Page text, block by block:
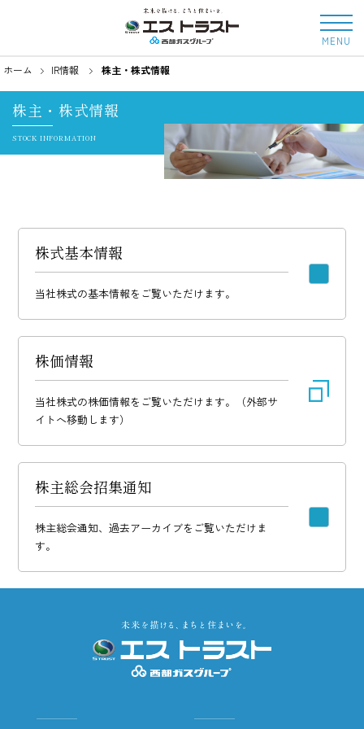
MENU
ホーム IR情報 株主・株式情報
株主・株式情報
STOCK INFORMATION
株式基本情報
当社株式の基本情報をご覧いただけます。
株価情報
当社株式の株価情報をご覧いただけます。
（外部サ
イトへ移動します）
株主総会招集通知
株主総会通知、過去アーカイブをご覧いただけま
す。